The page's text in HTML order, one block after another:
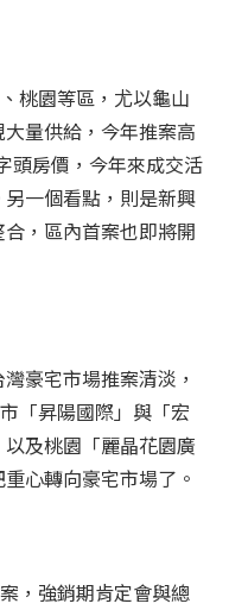
桃園等區，尤以龜山
量供給，今年推案高
頭房價，今年來成交活
一個看點，則是新興
，區內首案也即將開
豪宅市場推案清淡，
「昇陽國際」與「宏
及桃園「麗晶花園廣
心轉向豪宅市場了。
，強銷期肯定會與總